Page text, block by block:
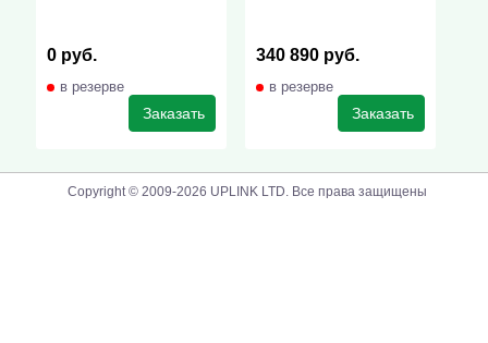
0 руб.
в резерве
Заказать
340 890 руб.
в резерве
Заказать
Copyright © 2009-2026 UPLINK LTD. Все права защищены